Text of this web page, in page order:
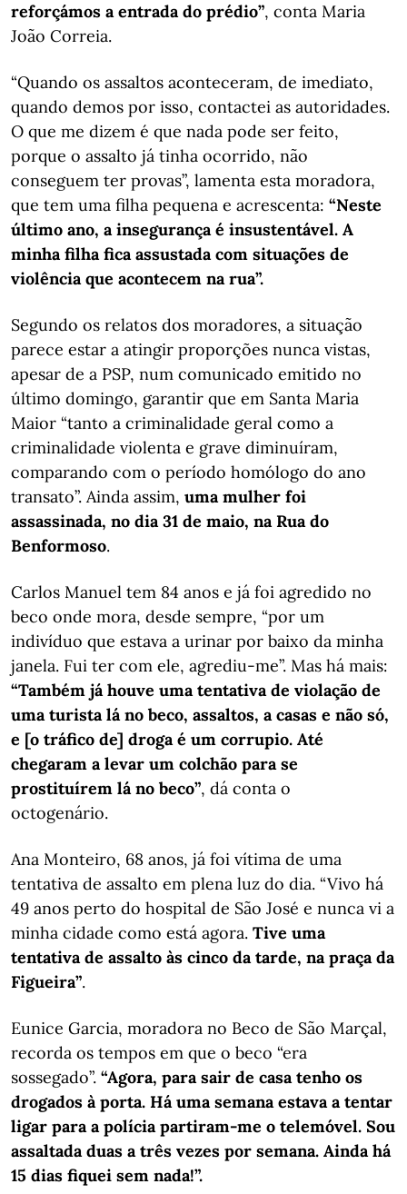
reforçámos a entrada do prédio”, conta Maria
João Correia.
“Quando os assaltos aconteceram, de imediato,
quando demos por isso, contactei as autoridades.
O que me dizem é que nada pode ser feito,
porque o assalto já tinha ocorrido, não
conseguem ter provas”, lamenta esta moradora,
que tem uma filha pequena e acrescenta: “Neste
último ano, a insegurança é insustentável. A
minha filha fica assustada com situações de
violência que acontecem na rua”.
Segundo os relatos dos moradores, a situação
parece estar a atingir proporções nunca vistas,
apesar de a PSP, num comunicado emitido no
último domingo, garantir que em Santa Maria
Maior “tanto a criminalidade geral como a
criminalidade violenta e grave diminuíram,
comparando com o período homólogo do ano
transato”. Ainda assim, uma mulher foi
assassinada, no dia 31 de maio, na Rua do
Benformoso.
Carlos Manuel tem 84 anos e já foi agredido no
beco onde mora, desde sempre, “por um
indivíduo que estava a urinar por baixo da minha
janela. Fui ter com ele, agrediu-me”. Mas há mais:
“Também já houve uma tentativa de violação de
uma turista lá no beco, assaltos, a casas e não só,
e [o tráfico de] droga é um corrupio. Até
chegaram a levar um colchão para se
prostituírem lá no beco”, dá conta o
octogenário.
Ana Monteiro, 68 anos, já foi vítima de uma
tentativa de assalto em plena luz do dia. “Vivo há
49 anos perto do hospital de São José e nunca vi a
minha cidade como está agora. Tive uma
tentativa de assalto às cinco da tarde, na praça da
Figueira”.
Eunice Garcia, moradora no Beco de São Marçal,
recorda os tempos em que o beco “era
sossegado”. “Agora, para sair de casa tenho os
drogados à porta. Há uma semana estava a tentar
ligar para a polícia partiram-me o telemóvel. Sou
assaltada duas a três vezes por semana. Ainda há
15 dias fiquei sem nada!”.